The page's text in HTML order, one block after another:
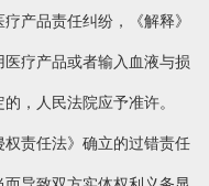
产品责任纠纷，《解释》
疗产品或者输入血液与损
，人民法院应予准许。
责任法》确立的过错责任